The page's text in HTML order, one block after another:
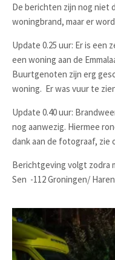
De berichten zijn nog niet
woningbrand, maar er
Update 0.25 uur: Er is een
een woning aan de
Buurtgenoten zijn erg
woning. Er was vuur te
Update 0.40 uur:
nog aanwezig. Hiermee
dank aan de fotograaf, zie
Berichtgeving volgt zodra
Sen -112 Groningen/